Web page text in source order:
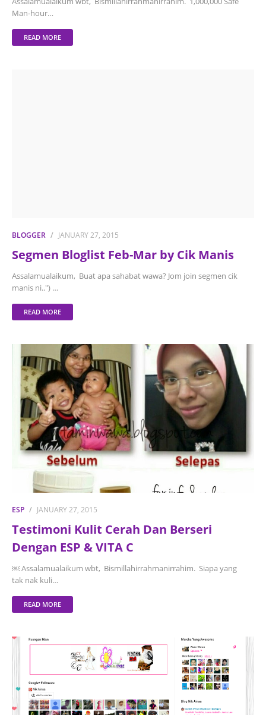
Man-hour…
READ MORE
BLOGGER JANUARY 27, 2015
Segmen Bloglist Feb-Mar by Cik Manis
Assalamualaikum, Buat apa sahabat wawa? Jom join segmen cik
manis ni..") …
READ MORE
ESP JANUARY 27, 2015
Testimoni Kulit Cerah Dan Berseri
Dengan ESP & VITA C
￼ Assalamualaikum wbt, Bismillahirrahmanirrahim. Siapa yang
tak nak kuli…
READ MORE